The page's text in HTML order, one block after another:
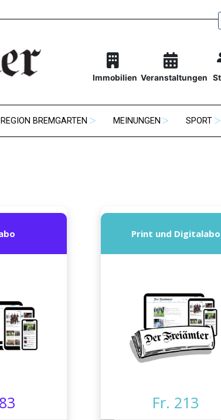
Immobilien Veranstaltungen
REGION BREMGARTEN MEINUNGEN SPORT